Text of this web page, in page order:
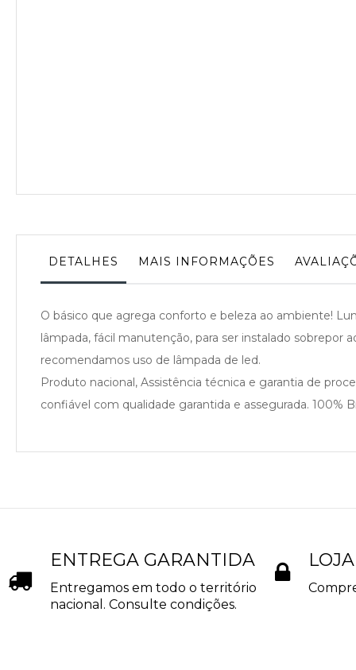
DETALHES MAIS INFORMAÇÕES
O básico que agrega conforto e beleza ao ambiente!
lâmpada, fácil manutenção, para ser instalado
recomendamos uso de lâmpada de led.
Produto nacional, Assistência técnica e garantia de
confiável com qualidade garantida e assegurada. 100%
ENTREGA GARANTIDA
Entregamos em todo o território
nacional. Consulte condições.